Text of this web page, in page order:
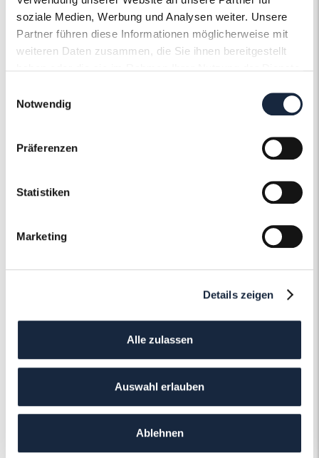
soziale Medien, Werbung und Analysen weiter. Unsere
Partner führen diese Informationen möglicherweise mit
weiteren Daten zusammen, die Sie ihnen bereitgestellt
Notwendig
Präferenzen
Statistiken
Marketing
Details zeigen
Alle zulassen
Auswahl erlauben
Ablehnen
Ringweite in mm 56
Artikelnummer 56718
Schmuckervice
Erfahren Sie mehr über unseren
Das könnte Ihnen auch gefallen!